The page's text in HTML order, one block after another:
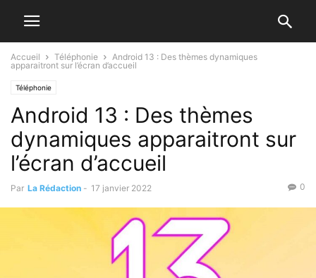
Accueil Téléphonie
Android 13 : Des thèmes dynamiques
apparaitront sur l’écran d’accueil
Téléphonie
Android 13 : Des thèmes
dynamiques apparaitront sur
l’écran d’accueil
Par La Rédaction - 17 janvier 2022 0